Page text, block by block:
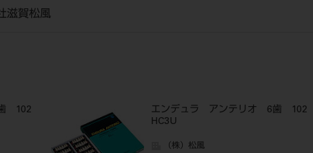
滋賀松風
歯 102
エンデュラ アンテリオ 6歯 102
HC3U
（株）松風